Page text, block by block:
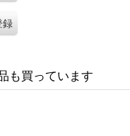
録
も買っています